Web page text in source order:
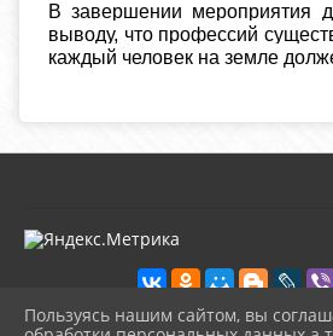
В завершении мероприятия
выводу, что профессий
каждый человек на земле
Пользуясь нашим сайтом, вы